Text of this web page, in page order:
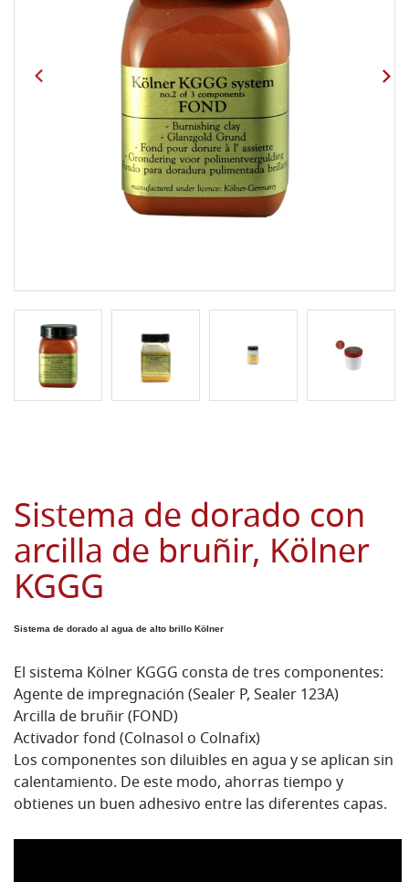
Sistema de dorado con
arcilla de bruñir, Kölner
KGGG
Sistema de dorado al agua de alto brillo Kölner
El sistema Kölner KGGG consta de tres componentes:
Agente de impregnación (Sealer P, Sealer 123A)
Arcilla de bruñir (FOND)
Activador fond (Colnasol o Colnafix)
Los componentes son diluibles en agua y se aplican sin
calentamiento. De este modo, ahorras tiempo y
obtienes un buen adhesivo entre las diferentes capas.